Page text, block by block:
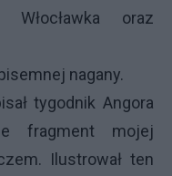
Włocławka oraz
nagany.
tygodnik Angora
fragment mojej
Ilustrował ten